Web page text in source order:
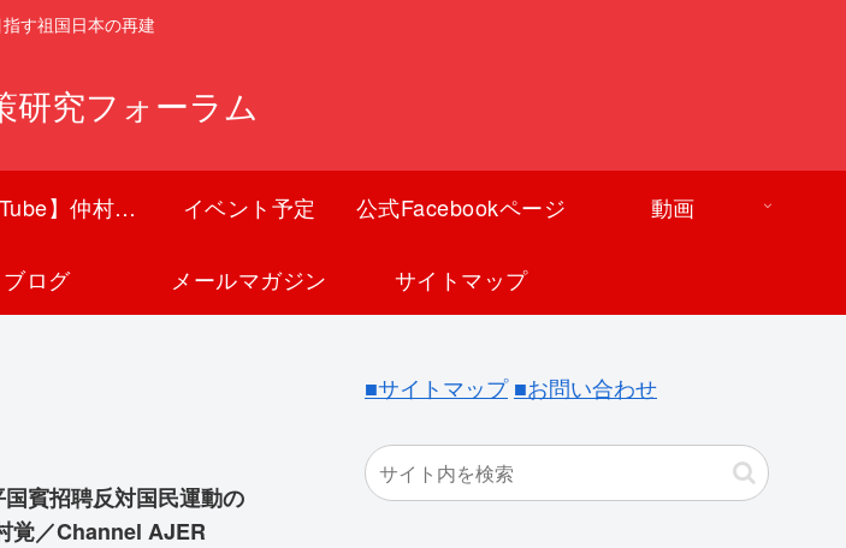
す祖国日本の再建
研究フォーラム
【You Tube】仲村覚チャンネル イベント予定 公式Facebookページ 動画
ブログ メールマガジン サイトマップ
国賓招聘反対国民運動の
覚／Channel AJER
■サイトマップ ■お問い合わせ